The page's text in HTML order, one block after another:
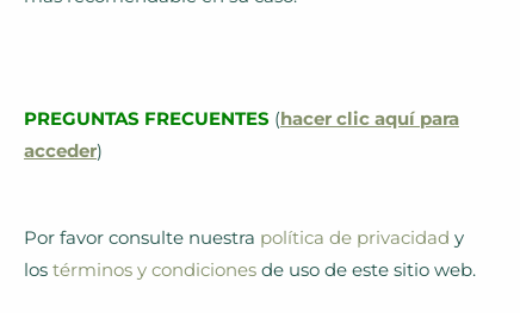
PREGUNTAS FRECUENTES (hacer clic aquí para
acceder)
Por favor consulte nuestra política de privacidad y
los términos y condiciones de uso de este sitio web.